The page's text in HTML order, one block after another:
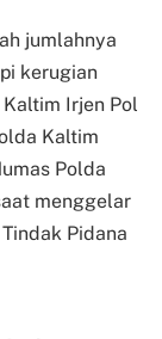
jumlahnya
kerugian
Irjen Pol
Kaltim
Polda
menggelar
Pidana